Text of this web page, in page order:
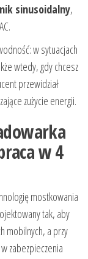
sinusoidalny,
w sytuacjach
wtedy, gdy chcesz
przewidział
zużycie energii.
w 4
mostkowania
tak, aby
mobilnych, a przy
zabezpieczenia